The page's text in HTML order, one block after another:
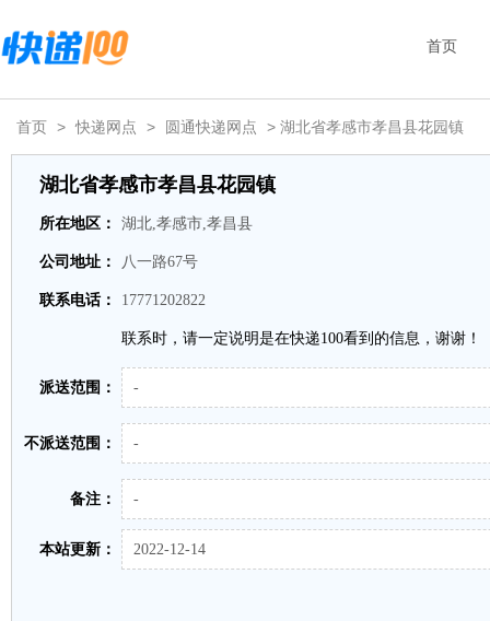
首页
首页 > 快递网点 > 圆通快递网点 > 湖北省孝感市孝昌县花园镇
湖北省孝感市孝昌县花园镇
所在地区： 湖北,孝感市,孝昌县
公司地址： 八一路67号
联系电话： 17771202822
联系时，请一定说明是在快递100看到的信息，谢谢！
派送范围： -
不派送范围： -
备注： -
本站更新： 2022-12-14